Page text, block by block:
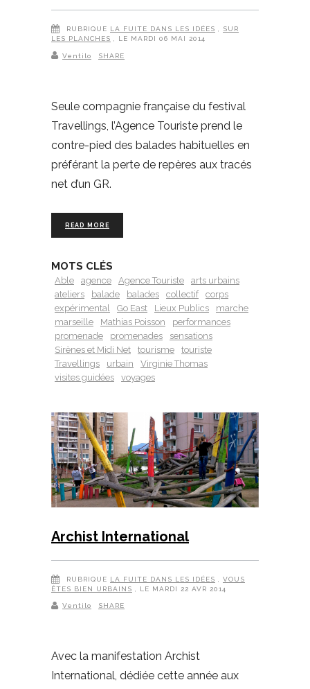
RUBRIQUE LA FUITE DANS LES IDÉES , SUR
LES PLANCHES , LE MARDI 06 MAI 2014
Ventilo SHARE
Seule compagnie française du festival
Travellings, l’Agence Touriste prend le
contre-pied des balades habituelles en
préférant la perte de repères aux tracés
net d’un GR.
READ MORE
MOTS CLÉS
Able agence Agence Touriste
arts urbains
ateliers
balade balades collectif
corps
expérimental
Go East Lieux Publics
marche
marseille
Mathias Poisson
performances
promenade
promenades
sensations
Sirènes et Midi Net
tourisme
touriste
Travellings
urbain
Virginie Thomas
visites guidées
voyages
Archist International
RUBRIQUE LA FUITE DANS LES IDÉES
VOUS
ÊTES BIEN URBAINS
, LE MARDI 22 AVR 2014
Ventilo SHARE
Avec la manifestation Archist
International, dédiée cette année aux